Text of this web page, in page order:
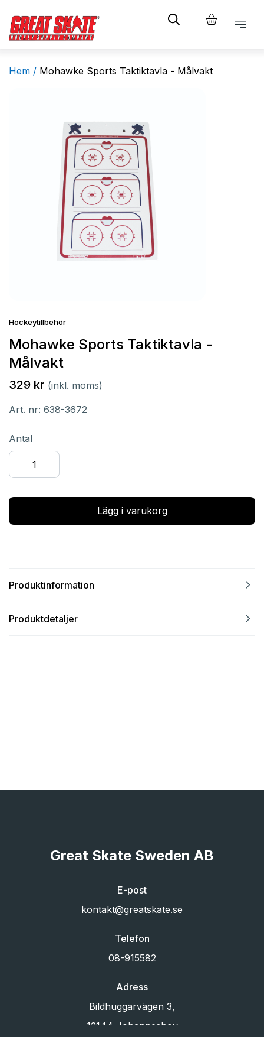
Hem / Mohawke Sports Taktiktavla - Målvakt
Hockeytillbehör
Mohawke Sports Taktiktavla -
Målvakt
329 kr (inkl. moms)
Art. nr: 638-3672
Antal
Lägg i varukorg
Produktinformation navigate_next
Produktdetaljer navigate_next
Great Skate Sweden AB
E-post
kontakt@greatskate.se
Telefon
08-915582
Adress
Bildhuggarvägen 3,
12144 Johanneshov